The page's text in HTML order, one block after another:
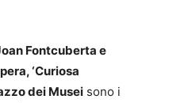
Fontcuberta e
‘Curiosa
dei Musei sono i